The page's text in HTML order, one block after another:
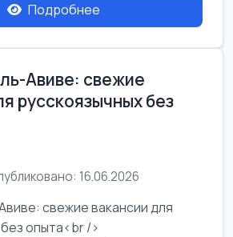
Подробнее
Авиве: свежие
русскоязычных без
16.06.2026
свежие вакансии для
опыта<br />